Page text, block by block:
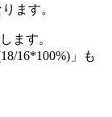
ます。
ます。
16*100%)」も